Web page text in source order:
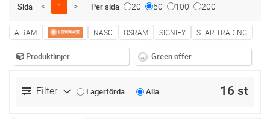
Sida < 1 > Per sida 20 50 100 200
AIRAM NASC OSRAM SIGNIFY STAR TRADING
Produktlinjer Green offer
Filter Lagerförda Alla 16 st